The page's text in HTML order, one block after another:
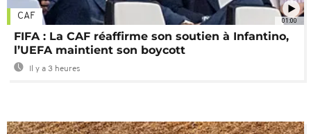
01:00
CAF
FIFA : La CAF réaffirme son soutien à Infantino,
l’UEFA maintient son boycott
Il y a 3 heures